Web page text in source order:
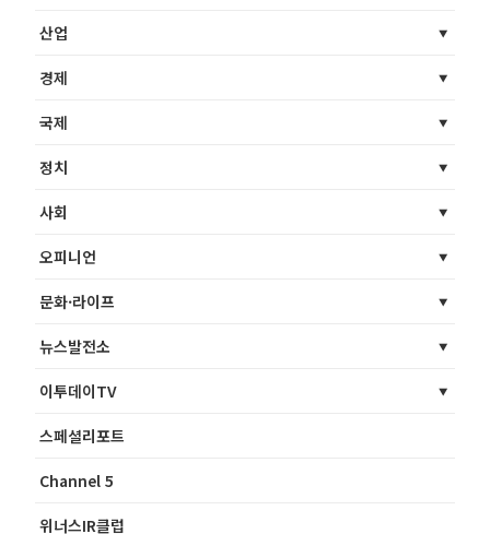
산업
경제
국제
정치
사회
오피니언
문화·라이프
뉴스발전소
이투데이TV
스페셜리포트
Channel 5
위너스IR클럽